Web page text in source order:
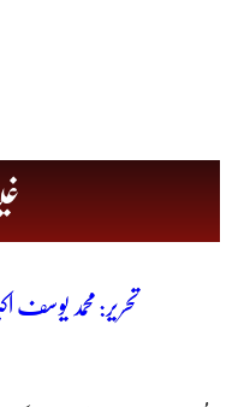
تحریر: محمد یوسف